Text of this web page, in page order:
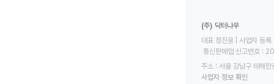
(주) 닥터나우
대표 정진웅 | 사업자
통신판매업 신고번호
주소 : 서울 강남구 테헤
사업자 정보 확인